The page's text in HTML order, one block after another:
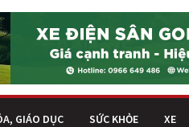
GIÁO DỤC SỨC KHỎE XE